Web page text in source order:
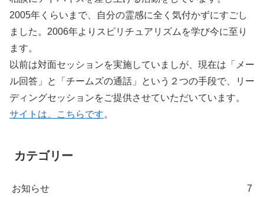
2005年くらいまで、自分の霊感に全く気付かずにすごし
ました。2006年よりスピリチュアリズムを学び今に至り
ます。
以前は対面セッションを実施していましが、現在は「メー
ル回答」と「チームズの通話」という２つの手段で、リー
ディングセッションをご提供させていただいています。
サイトは、こちらです。
カテゴリー
お知らせ 7